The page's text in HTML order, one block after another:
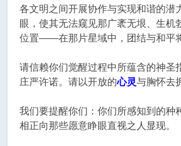
各文明之间开展协作与实现和谐的潜
眼，使其无法窥见那广袤无垠、生
位置——在那片星域中，团结与和平
请信赖你们觉醒过程中所蕴含的神
庄严许诺。请以开放的心灵与胸怀去
我们要提醒你们：你们所感知到的种
相正向那些愿意睁眼直视之人显现。